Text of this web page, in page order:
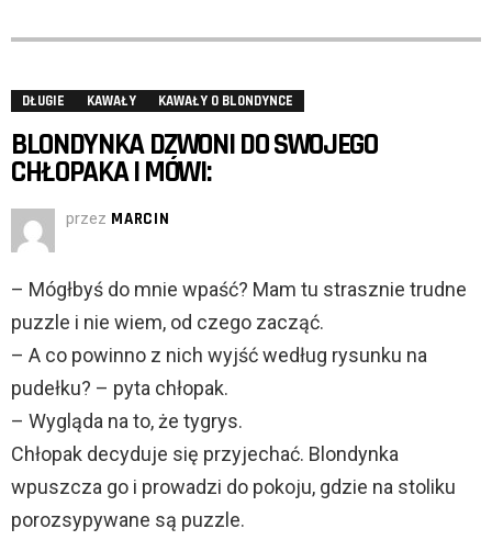
DŁUGIE KAWAŁY KAWAŁY O BLONDYNCE
BLONDYNKA DZWONI DO SWOJEGO
CHŁOPAKA I MÓWI:
przez MARCIN
– Mógłbyś do mnie wpaść? Mam tu strasznie trudne
puzzle i nie wiem, od czego zacząć.
– A co powinno z nich wyjść według rysunku na
pudełku? – pyta chłopak.
– Wygląda na to, że tygrys.
Chłopak decyduje się przyjechać. Blondynka
wpuszcza go i prowadzi do pokoju, gdzie na stoliku
porozsypywane są puzzle.